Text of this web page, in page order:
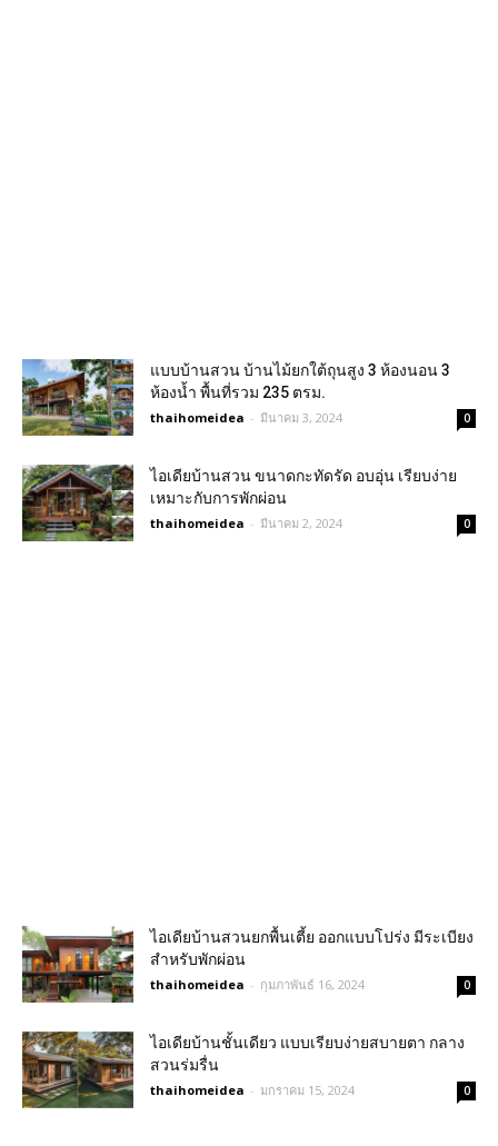
แบบบ้านสวน บ้านไม้ยกใต้ถุนสูง 3 ห้องนอน 3
ห้องน้ำ พื้นที่รวม 235 ตรม.
thaihomeidea - มีนาคม 3, 2024 0
ไอเดียบ้านสวน ขนาดกะทัดรัด อบอุ่น เรียบง่าย
เหมาะกับการพักผ่อน
thaihomeidea - มีนาคม 2, 2024 0
ไอเดียบ้านสวนยกพื้นเตี้ย ออกแบบโปร่ง มีระเบียง
สำหรับพักผ่อน
thaihomeidea - กุมภาพันธ์ 16, 2024 0
ไอเดียบ้านชั้นเดียว แบบเรียบง่ายสบายตา กลาง
สวนร่มรื่น
thaihomeidea - มกราคม 15, 2024 0